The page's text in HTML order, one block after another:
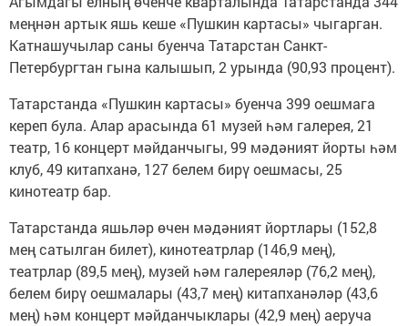
меңнән артык яшь кеше «Пушкин картасы» чыгарган.
Катнашучылар саны буенча Татарстан Санкт-
Петербургтан гына калышып, 2 урында (90,93 процент).
Татарстанда «Пушкин картасы» буенча 399 оешмага
кереп була. Алар арасында 61 музей һәм галерея, 21
театр, 16 концерт мәйданчыгы, 99 мәдәният йорты һәм
клуб, 49 китапханә, 127 белем бирү оешмасы, 25
кинотеатр бар.
Татарстанда яшьләр өчен мәдәният йортлары (152,8
мең сатылган билет), кинотеатрлар (146,9 мең),
театрлар (89,5 мең), музей һәм галереяләр (76,2 мең),
белем бирү оешмалары (43,7 мең) китапханәләр (43,6
мең) һәм концерт мәйданчыклары (42,9 мең) аеруча